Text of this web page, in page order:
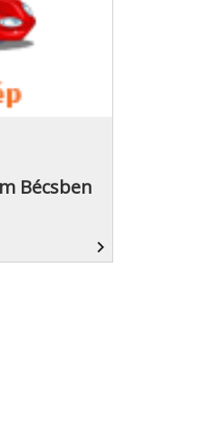
Bécsben
navigate_next